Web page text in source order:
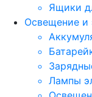
Ящики
Освещение и
Лампы